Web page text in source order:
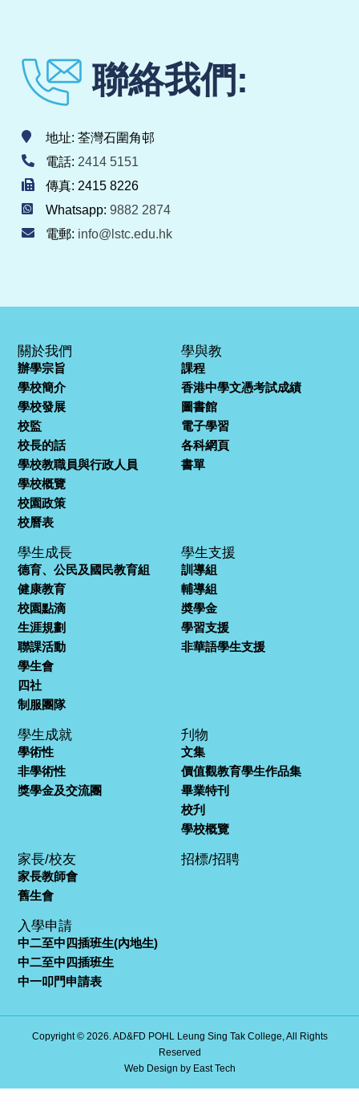
聯絡我們:
地址: 荃灣石圍角邨
電話: 2414 5151
傳真: 2415 8226
Whatsapp: 9882 2874
電郵: info@lstc.edu.hk
關於我們
辦學宗旨
學校簡介
學校發展
校監
校長的話
學校教職員與行政人員
學校概覽
校園政策
校曆表
學與教
課程
香港中學文憑考試成績
圖書館
電子學習
各科網頁
書單
學生成長
德育、公民及國民教育組
健康教育
校園點滴
生涯規劃
聯課活動
學生會
四社
制服團隊
學生支援
訓導組
輔導組
奬學金
學習支援
非華語學生支援
學生成就
學術性
非學術性
獎學金及交流團
刋物
文集
價值觀教育學生作品集
畢業特刊
校刋
學校概覽
家長/校友
家長教師會
舊生會
招標/招聘
入學申請
中二至中四插班生(內地生)
中二至中四插班生
中一叩門申請表
Copyright © 2026. AD&FD POHL Leung Sing Tak College, All Rights
Reserved
Web Design by East Tech